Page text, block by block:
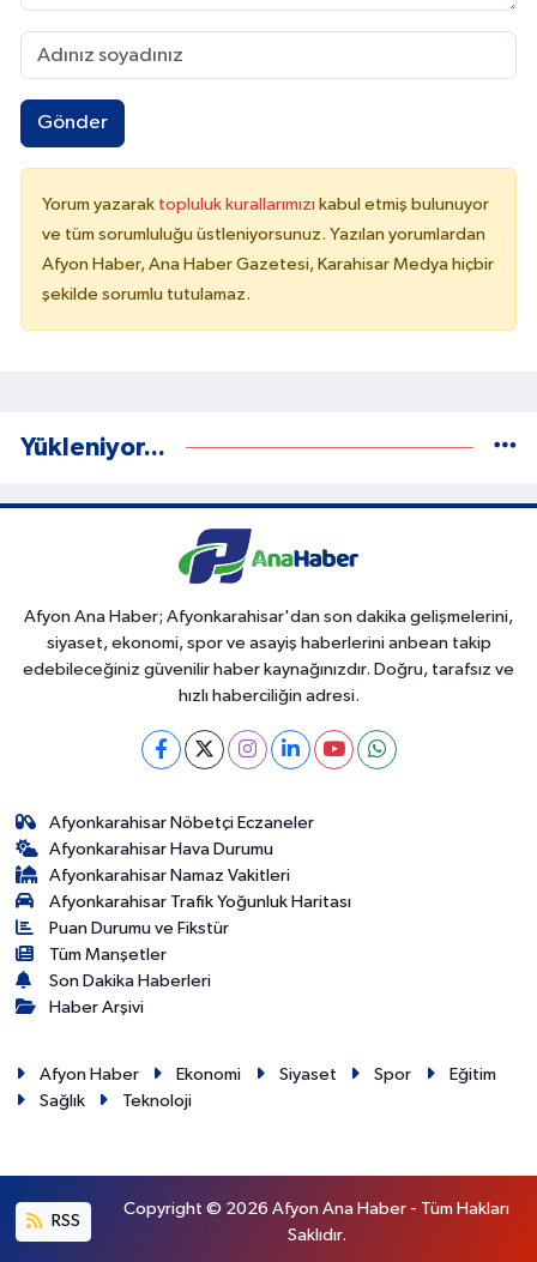
Gönder
Yorum yazarak topluluk kurallarımızı kabul etmiş bulunuyor
ve tüm sorumluluğu üstleniyorsunuz. Yazılan yorumlardan
Afyon Haber, Ana Haber Gazetesi, Karahisar Medya hiçbir
şekilde sorumlu tutulamaz.
Yükleniyor...
Afyon Ana Haber; Afyonkarahisar'dan son dakika gelişmelerini,
siyaset, ekonomi, spor ve asayiş haberlerini anbean takip
edebileceğiniz güvenilir haber kaynağınızdır. Doğru, tarafsız ve
hızlı haberciliğin adresi.
Afyonkarahisar Nöbetçi Eczaneler
Afyonkarahisar Hava Durumu
Afyonkarahisar Namaz Vakitleri
Afyonkarahisar Trafik Yoğunluk Haritası
Puan Durumu ve Fikstür
Tüm Manşetler
Son Dakika Haberleri
Haber Arşivi
Afyon Haber Ekonomi Siyaset Spor
Eğitim
Sağlık
Teknoloji
RSS
Copyright © 2026 Afyon Ana Haber - Tüm Hakları
Saklıdır.